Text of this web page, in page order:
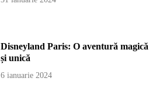
Disneyland Paris: O aventură magică
și unică
6 ianuarie 2024